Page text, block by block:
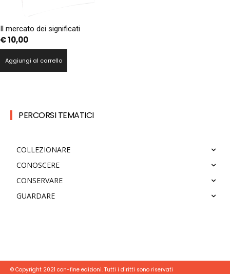
Il mercato dei significati
€10,00
Aggiungi al carrello
PERCORSI TEMATICI
COLLEZIONARE
CONOSCERE
CONSERVARE
GUARDARE
© Copyright 2021 con-fine edizioni. Tutti i diritti sono riservati